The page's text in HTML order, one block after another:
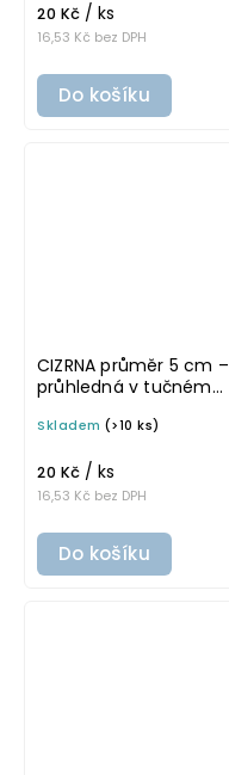
16,53 Kč bez DPH
20 Kč / ks
Do košíku
CIZRNA průměr 5 cm –
průhledná v tučném
samolepka na
Skladem (>10 ks)
16,53 Kč bez DPH
20 Kč / ks
Do košíku